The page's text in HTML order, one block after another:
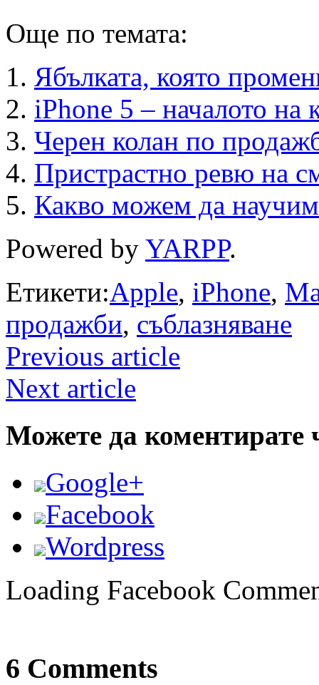
Още по темата:
Ябълката, която
iPhone 5 – началото на
Черен колан по
Пристрастно ревю на
Какво можем да
Powered by YARPP.
Етикети:Apple, iPhone,
продажби, съблазняване
Previous article
Next article
Можете да коментирате
Google+
Facebook
Wordpress
Loading Facebook
6 Comments